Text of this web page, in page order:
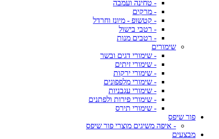
- טחינה ועמבה
- מרקים
- קטשופ - מיונז וחרדל
- רטבי בישול
- רטבים מנות
שימורים
- שימורי דגים ובשר
- שימורי זיתים
- שימורי ירקות
- שימורי מלפפונים
- שימורי עגבניות
- שימורי פירות ולפתנים
- שימורי תירס
פור שיפס
- איפה משיגים מוצרי פור שיפס
מבצעים